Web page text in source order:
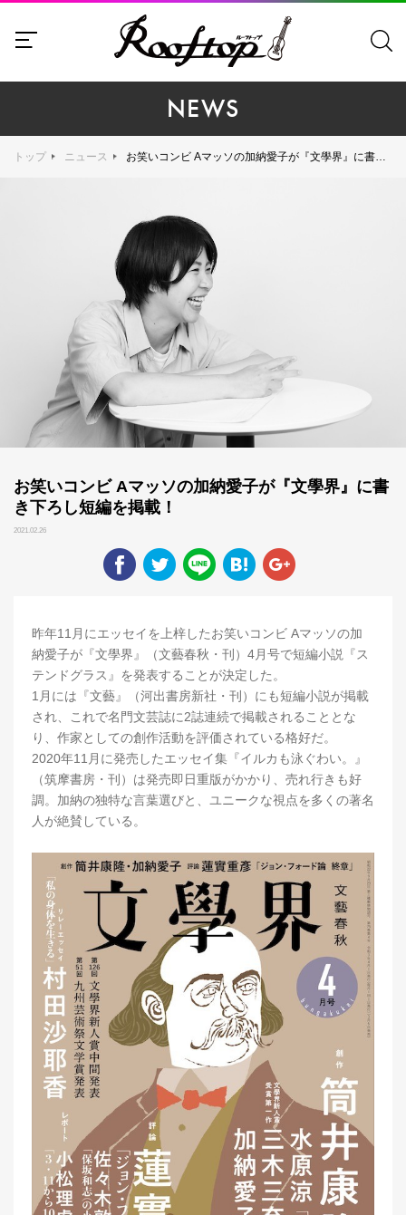
NEWS
トップ ニュース お笑いコンビ Aマッソの加納愛子が『文學界』に書き下ろし短編を掲載！
お笑いコンビ Aマッソの加納愛子が『文學界』に書
き下ろし短編を掲載！
2021.02.26
昨年11月にエッセイを上梓したお笑いコンビ Aマッソの加
納愛子が『文學界』（文藝春秋・刊）4月号で短編小説『ス
テンドグラス』を発表することが決定した。
1月には『文藝』（河出書房新社・刊）にも短編小説が掲載
され、これで名門文芸誌に2誌連続で掲載されることとな
り、作家としての創作活動を評価されている格好だ。
2020年11月に発売したエッセイ集『イルカも泳ぐわい。』
（筑摩書房・刊）は発売即日重版がかかり、売れ行きも好
調。加納の独特な言葉選びと、ユニークな視点を多くの著名
人が絶賛している。